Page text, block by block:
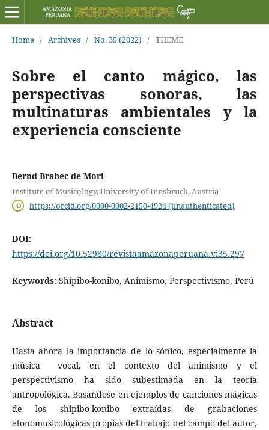
Home / Archives / No. 35 (2022) / THEME
Sobre el canto mágico, las
perspectivas sonoras, las
multinaturas ambientales y la
experiencia consciente
Bernd Brabec de Mori
Institute of Musicology, University of Innsbruck, Austria
https://orcid.org/0000-0002-2150-4924 (unauthenticated)
DOI:
https://doi.org/10.52980/revistaamazonaperuana.vi35.297
Keywords: Shipibo-konibo, Animismo, Perspectivismo, Perú
Abstract
Hasta ahora la importancia de lo sónico, especialmente la
música vocal, en el contexto del animismo y el
perspectivismo ha sido subestimada en la teoría
antropológica. Basandose en ejemplos de canciones mágicas
de los shipibo-konibo extraídas de grabaciones
etonomusicológicas propias del trabajo del campo del autor,